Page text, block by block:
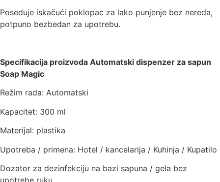
Poseduje iskačući poklopac za lako punjenje bez nereda,
potpuno bezbedan za upotrebu.
Specifikacija proizvoda Automatski dispenzer za sapun
Soap Magic
Režim rada: Automatski
Kapacitet: 300 ml
Materijal: plastika
Upotreba / primena: Hotel / kancelarija / Kuhinja / Kupatilo
Dozator za dezinfekciju na bazi sapuna / gela bez
upotrebe ruku